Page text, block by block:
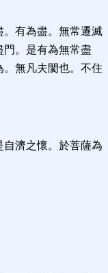
。有為盡。無常遷滅
。是有為無常盡
無凡夫閡也。不住
濟之懷。於菩薩為